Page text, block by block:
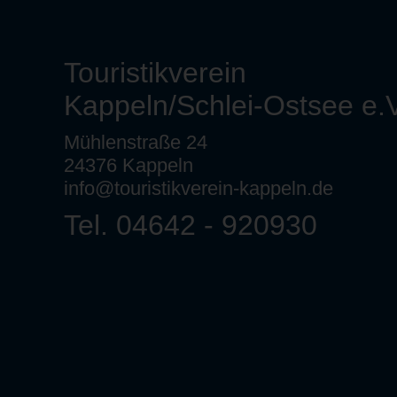
Touristikverein
Kappeln/Schlei-Ostsee
Mühlenstraße 24
24376 Kappeln
info@touristikverein-kappeln.de
Tel. 04642 - 920930